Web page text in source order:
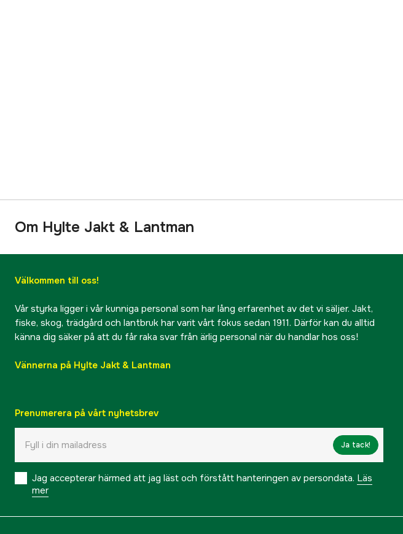
Om Hylte Jakt & Lantman
Välkommen till oss!
Vår styrka ligger i vår kunniga personal som har lång erfarenhet av det vi säljer. Jakt,
fiske, skog, trädgård och lantbruk har varit vårt fokus sedan 1911. Därför kan du alltid
känna dig säker på att du får raka svar från ärlig personal när du handlar hos oss!
Vännerna på Hylte Jakt & Lantman
Prenumerera på vårt nyhetsbrev
Ja tack!
Jag accepterar härmed att jag läst och förstått hanteringen av persondata. Läs
mer